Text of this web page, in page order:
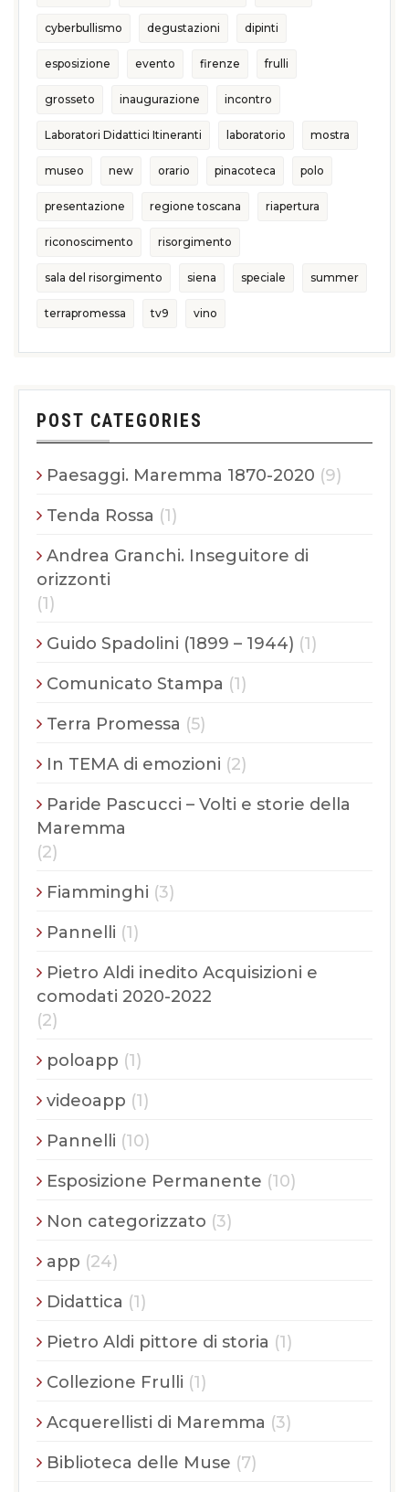
cyberbullismo degustazioni dipinti
esposizione evento firenze frulli
grosseto inaugurazione incontro
Laboratori Didattici Itineranti laboratorio mostra
museo new orario pinacoteca polo
presentazione regione toscana riapertura
riconoscimento risorgimento
sala del risorgimento siena speciale summer
terrapromessa tv9 vino
POST CATEGORIES
Paesaggi. Maremma 1870-2020 (9)
Tenda Rossa (1)
Andrea Granchi. Inseguitore di
orizzonti
(1)
Guido Spadolini (1899 – 1944) (1)
Comunicato Stampa (1)
Terra Promessa (5)
In TEMA di emozioni (2)
Paride Pascucci – Volti e storie della
Maremma
(2)
Fiamminghi (3)
Pannelli (1)
Pietro Aldi inedito Acquisizioni e
comodati 2020-2022
(2)
poloapp (1)
videoapp (1)
Pannelli (10)
Esposizione Permanente (10)
Non categorizzato (3)
app (24)
Didattica (1)
Pietro Aldi pittore di storia (1)
Collezione Frulli (1)
Acquerellisti di Maremma (3)
Biblioteca delle Muse (7)